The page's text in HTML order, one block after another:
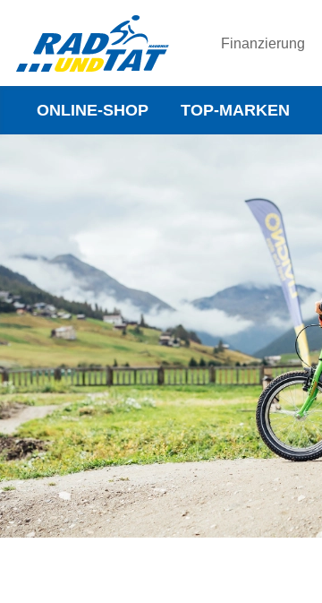
Finanzierung
ONLINE-SHOP TOP-MARKEN